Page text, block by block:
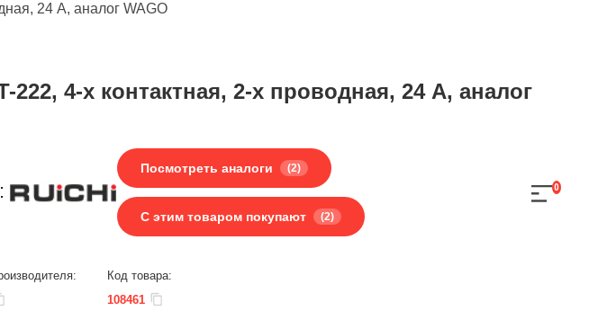
24 А, аналог WAGO
Посмотреть аналоги (2)
С этим товаром покупают (2)
0
Код товара:
108461